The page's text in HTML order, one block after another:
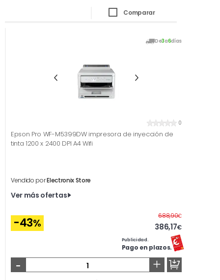
Comparar
De3a6días
0
Epson Pro WF-M5399DW impresora de inyección de
tinta 1200 x 2400 DPI A4 Wifi
Vendido porElectronix Store
Ver más ofertas
-43%
688,90€Antes
386,17€
Publicidad.
Pago en plazos.
- +